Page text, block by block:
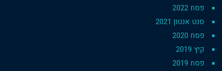
פסח 2022
סנט אנטון 2021
פסח 2020
קיץ 2019
פסח 2019